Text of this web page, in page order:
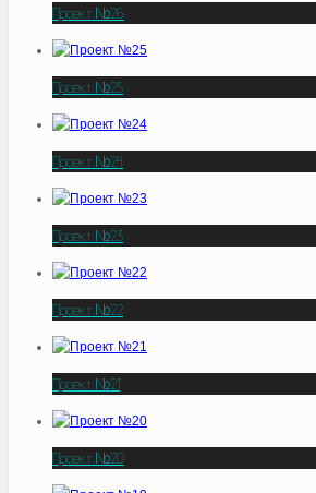
Проект №26
Проект №25
Проект №24
Проект №23
Проект №22
Проект №21
Проект №20